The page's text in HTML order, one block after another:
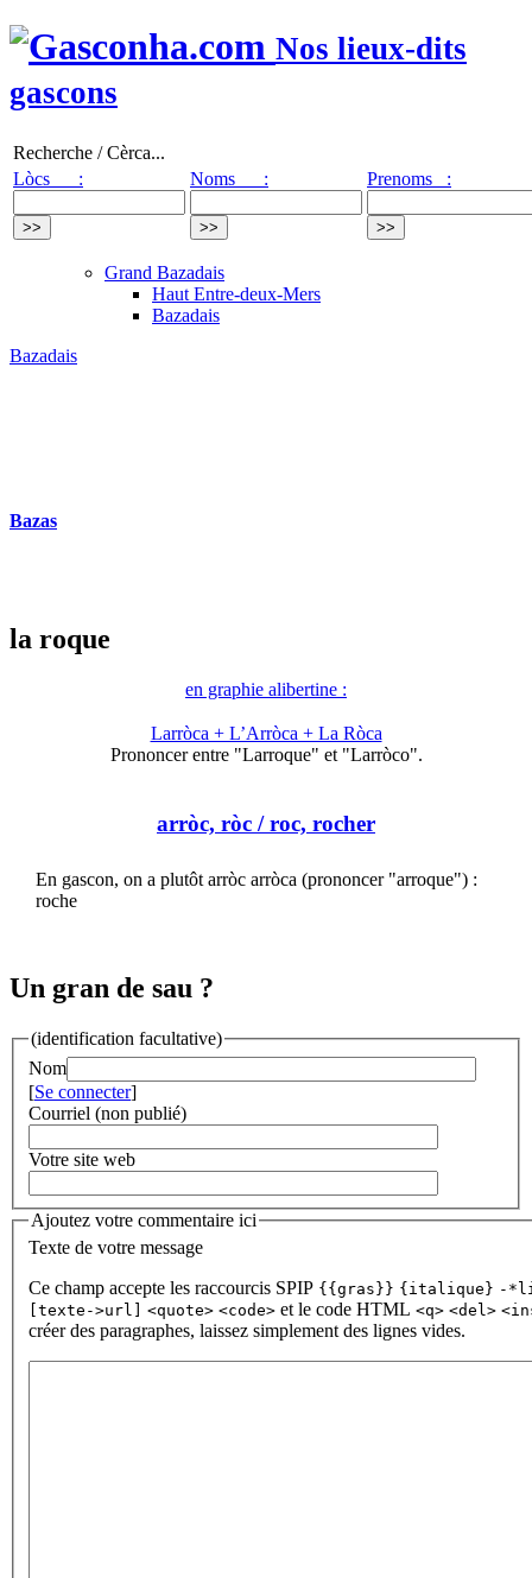
Nos lieux-dits
gascons
Recherche / Cèrca...
Lòcs :
Noms : Prenoms :
Grand Bazadais
Haut Entre-deux-Mers
Bazadais
Bazadais
Bazas
la roque
en graphie alibertine :
Larròca + L’Arròca + La Ròca
Prononcer entre "Larroque" et "Larròco".
arròc, ròc / roc, rocher
En gascon, on a plutôt arròc arròca (prononcer "arroque") :
roche
Un gran de sau ?
(identification facultative)
Nom
[Se connecter]
Courriel (non publié)
Votre site web
Ajoutez votre commentaire ici
Texte de votre message
Ce champ accepte les raccourcis SPIP {{gras}} {italique} -
[texte->url]
<quote> <code> et le code HTML <q> <del>
créer des paragraphes, laissez simplement des lignes vides.